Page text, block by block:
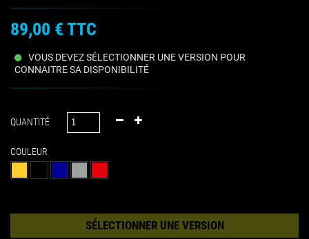
89,00 € TTC
VOUS DEVEZ SÉLECTIONNER UNE VERSION POUR
CONNAITRE SA DISPONIBILITÉ
QUANTITÉ
SÉLECTIONNER UNE VERSION